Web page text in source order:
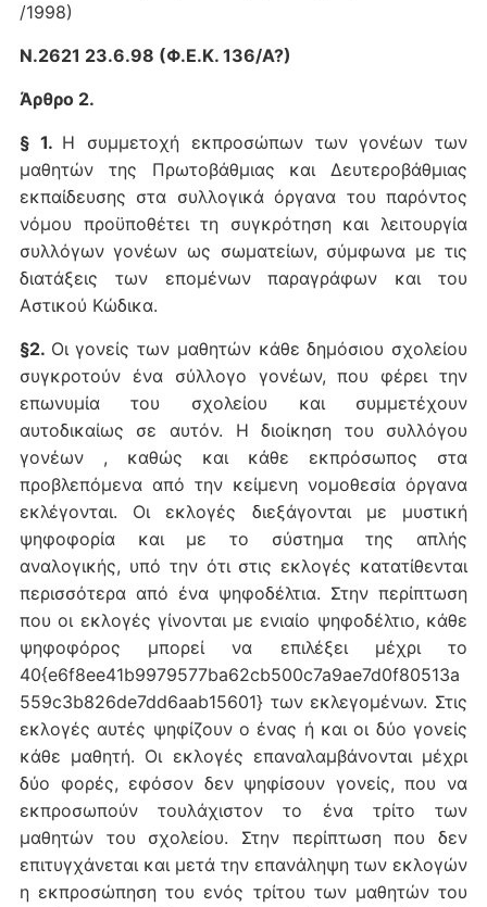
/1998)
Ν.2621 23.6.98 (Φ.Ε.Κ. 136/Α?)
Άρθρο 2.
§ 1. Η συμμετοχή εκπροσώπων των γονέων των
μαθητών της Πρωτοβάθμιας και Δευτεροβάθμιας
εκπαίδευσης στα συλλογικά όργανα του παρόντος
νόμου προϋποθέτει τη συγκρότηση και λειτουργία
συλλόγων γονέων ως σωματείων, σύμφωνα με τις
διατάξεις των επομένων παραγράφων και του
Αστικού Κώδικα.
§2. Οι γονείς των μαθητών κάθε δημόσιου σχολείου
συγκροτούν ένα σύλλογο γονέων, που φέρει την
επωνυμία του σχολείου και συμμετέχουν
αυτοδικαίως σε αυτόν. Η διοίκηση του συλλόγου
γονέων , καθώς και κάθε εκπρόσωπος στα
προβλεπόμενα από την κείμενη νομοθεσία όργανα
εκλέγονται. Οι εκλογές διεξάγονται με μυστική
ψηφοφορία και με το σύστημα της απλής
αναλογικής, υπό την ότι στις εκλογές κατατίθενται
περισσότερα από ένα ψηφοδέλτια. Στην περίπτωση
που οι εκλογές γίνονται με ενιαίο ψηφοδέλτιο, κάθε
ψηφοφόρος μπορεί να επιλέξει μέχρι το
40{e6f8ee41b9979577ba62cb500c7a9ae7d0f80513a
559c3b826de7dd6aab15601} των εκλεγομένων. Στις
εκλογές αυτές ψηφίζουν ο ένας ή και οι δύο γονείς
κάθε μαθητή. Οι εκλογές επαναλαμβάνονται μέχρι
δύο φορές, εφόσον δεν ψηφίσουν γονείς, που να
εκπροσωπούν τουλάχιστον το ένα τρίτο των
μαθητών του σχολείου. Στην περίπτωση που δεν
επιτυγχάνεται και μετά την επανάληψη των εκλογών
η εκπροσώπηση του ενός τρίτου των μαθητών του